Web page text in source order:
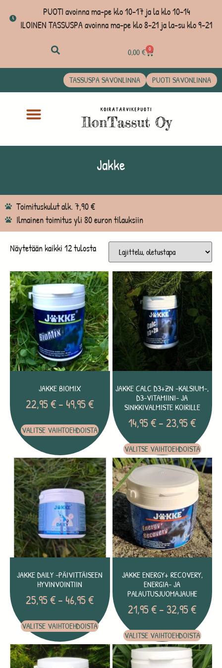
PUOTI avoinna ma-pe klo 10-17 ja la klo 10-14
ILOINEN TASSUSPA avoinna ma-pe klo 8-21 ja la-su klo 9-21
0,00€ 0
TASSUSPA SAVONLINNA PUOTI SAVONLINNA
Jakke
Toimituskulut alk. 7,90 €
Ilmainen toimitus yli 80 euron tilauksiin
Näytetään kaikki 12 tulosta
JAKKE BIOMIX
22,95€– 49,95€
VALITSE VAIHTOEHDOISTA
JAKKE CALC D3+ZN -KALSIUM-,
D3-VITAMIINI- JA
SINKKIVALMISTE KOIRILLE
14,95€– 23,95€
VALITSE VAIHTOEHDOISTA
JAKKE DAILY -PÄIVITTÄISEEN
HYVINVOINTIIN
25,95€– 46,95€
VALITSE VAIHTOEHDOISTA
JAKKE ENERGY+ RECOVERY,
ENERGIA- JA
PALAUTUSJUOMAJAUHE
21,95€– 32,95€
VALITSE VAIHTOEHDOISTA